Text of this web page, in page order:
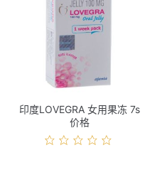
印度LOVEGRA 女用果冻 7s
价格